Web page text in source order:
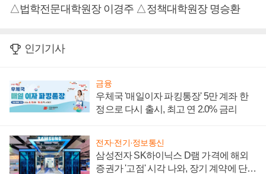
△법학전문대학원장 이경주 △정책대학원장 명승환
인기기사
금융
우체국 '매일이자 파킹통장' 5만 계좌 한
정으로 다시 출시, 최고 연 2.0% 금리
전자·전기·정보통신
삼성전자 SK하이닉스 D램 가격에 해외
증권가 '고점' 시각 나와, 장기 계약에 단점